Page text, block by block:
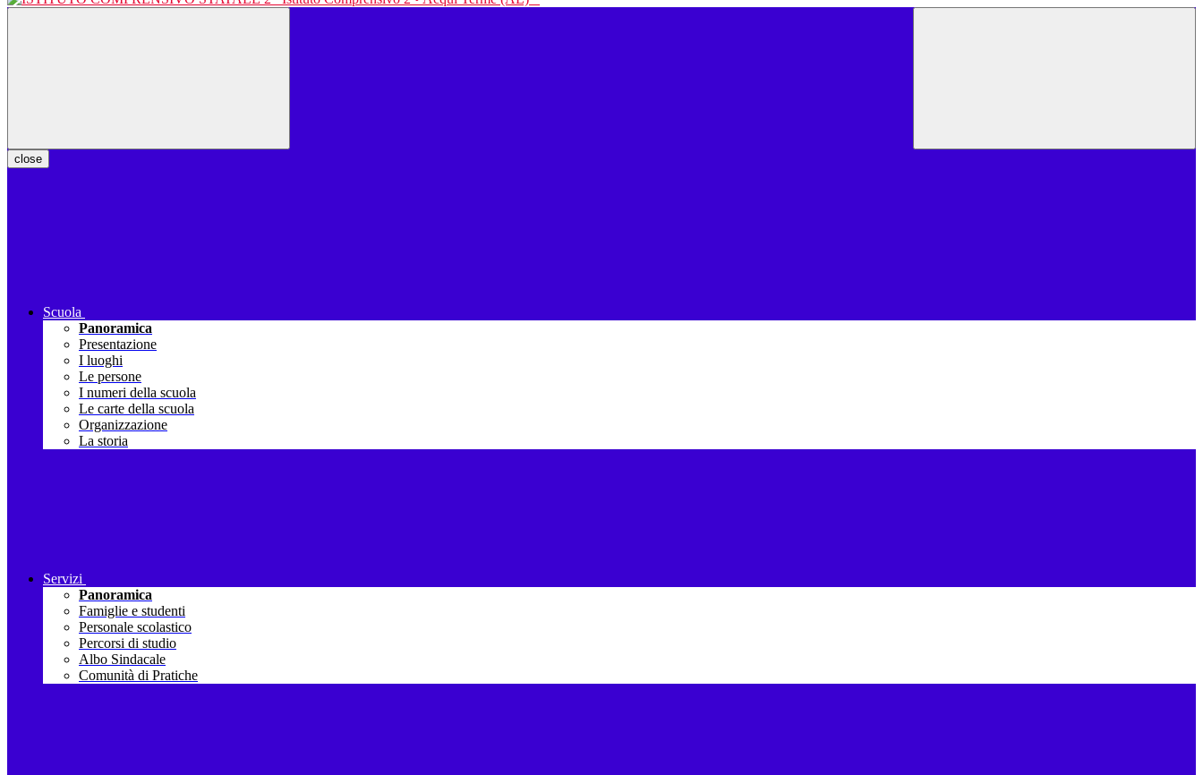
close
Scuola
Panoramica
Presentazione
I luoghi
Le persone
I numeri della scuola
Le carte della scuola
Organizzazione
La storia
Servizi
Panoramica
Famiglie e studenti
Personale scolastico
Percorsi di studio
Albo Sindacale
Comunità di Pratiche